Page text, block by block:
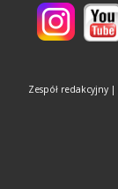
Zespół redakcyjny|